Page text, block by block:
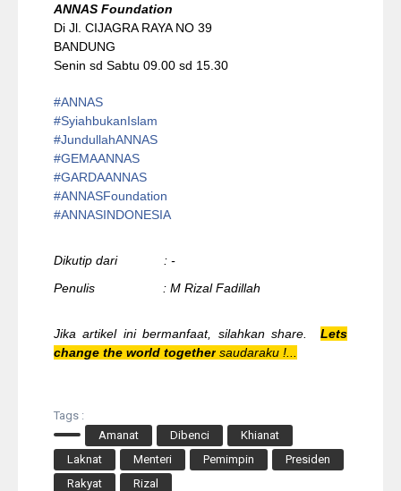
ANNAS Foundation
Di Jl. CIJAGRA RAYA NO 39
BANDUNG
Senin sd Sabtu 09.00 sd 15.30
#ANNAS
#SyiahbukanIslam
#JundullahANNAS
#GEMAANNAS
#GARDAANNAS
#ANNASFoundation
#ANNASINDONESIA
Dikutip dari : -
Penulis : M Rizal Fadillah
Jika artikel ini bermanfaat, silahkan share. Lets
change the world together saudaraku !...
Tags :
Amanat
Dibenci
Khianat
Laknat
Menteri Pemimpin
Presiden
Rakyat
Rizal